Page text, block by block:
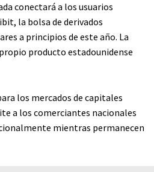
conectará a los usuarios
la bolsa de derivados
a principios de este año. La
producto estadounidense
los mercados de capitales
a los comerciantes nacionales
mientras permanecen